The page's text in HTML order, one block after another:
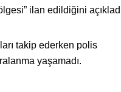
ilan edildiğini
takip ederken polis
yaşamadı.